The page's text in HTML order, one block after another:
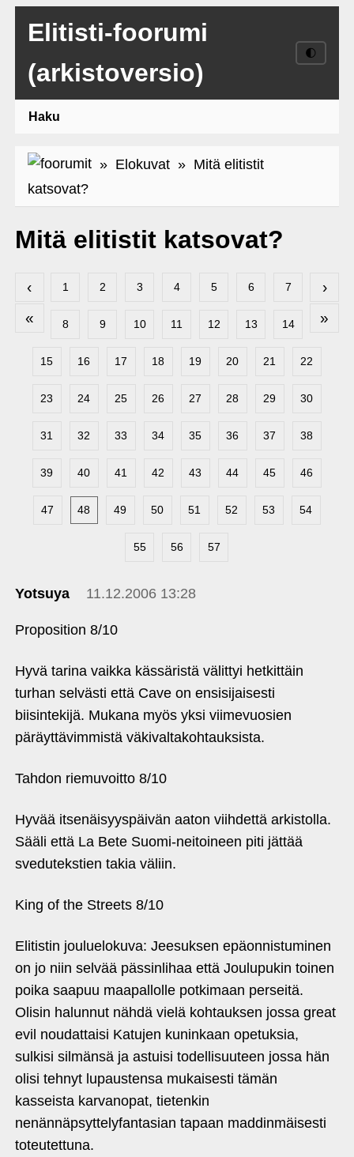
Elitisti-foorumi
(arkistoversio)
🌓
Haku
» Elokuvat» Mitä elitistit
katsovat?
Mitä elitistit katsovat?
‹
«
›
»
1 2 3 4 5 6 7
8 9 10 11 12 13 14
15 16 17 18 19 20 21 22
23 24 25 26 27 28 29 30
31 32 33 34 35 36 37 38
39 40 41 42 43 44 45 46
47 48 49 50 51 52 53 54
55 56 57
Yotsuya 11.12.2006 13:28
Proposition 8/10
Hyvä tarina vaikka kässäristä välittyi hetkittäin
turhan selvästi että Cave on ensisijaisesti
biisintekijä. Mukana myös yksi viimevuosien
päräyttävimmistä väkivaltakohtauksista.
Tahdon riemuvoitto 8/10
Hyvää itsenäisyyspäivän aaton viihdettä arkistolla.
Sääli että La Bete Suomi-neitoineen piti jättää
svedutekstien takia väliin.
King of the Streets 8/10
Elitistin jouluelokuva: Jeesuksen epäonnistuminen
on jo niin selvää pässinlihaa että Joulupukin toinen
poika saapuu maapallolle potkimaan perseitä.
Olisin halunnut nähdä vielä kohtauksen jossa great
evil noudattaisi Katujen kuninkaan opetuksia,
sulkisi silmänsä ja astuisi todellisuuteen jossa hän
olisi tehnyt lupaustensa mukaisesti tämän
kasseista karvanopat, tietenkin
nenännäpsyttelyfantasian tapaan maddinmäisesti
toteutettuna.